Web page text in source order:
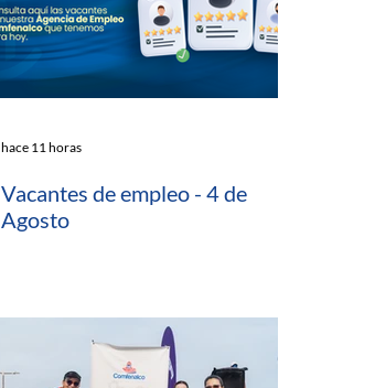
Vacantes de empleo - 4 de
Agosto
hace 11 horas